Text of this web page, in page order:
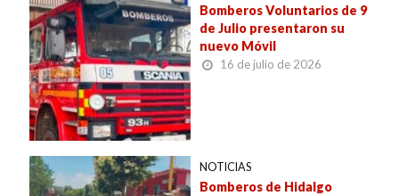
Bomberos Voluntarios de 9
de Julio presentaron su
nuevo Móvil
16 de julio de 2026
NOTICIAS
Bomberos de Hidalgo